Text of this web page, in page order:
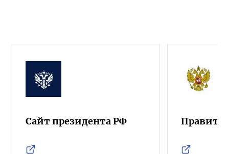
Сайт президента РФ